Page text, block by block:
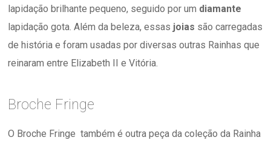
lapidação brilhante pequeno, seguido por um diamante
lapidação gota. Além da beleza, essas joias são carregadas
de história e foram usadas por diversas outras Rainhas que
reinaram entre Elizabeth II e Vitória.
Broche Fringe
O Broche Fringe também é outra peça da coleção da Rainha